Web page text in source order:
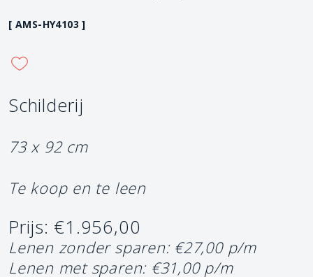
[ AMS-HY4103 ]
Schilderij
73 x 92 cm
Te koop en te leen
Prijs: €1.956,00
Lenen zonder sparen: €27,00 p/m
Lenen met sparen: €31,00 p/m